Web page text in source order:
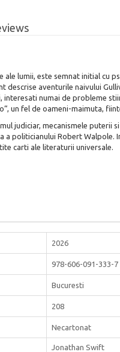
lumii, este semnat initial cu
aventurile naivului
numai de probleme
un fel de oameni-maimuta,
judiciar, mecanismele puterii
a politicianului Robert
carti ale literaturii universale.
2026
978-606-091-333-7
Bucuresti
208
Necartonat
Jonathan Swift